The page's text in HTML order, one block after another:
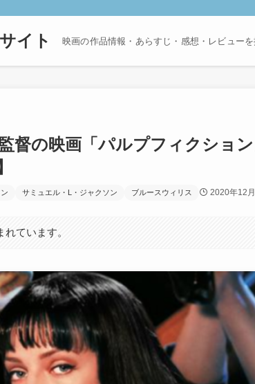
イト 映画の作品情報・あらすじ・感想・レビュー
督の映画「パルプフィクショ
サミュエル・L・ジャクソン ブルースウィリス 2020年12
ています。